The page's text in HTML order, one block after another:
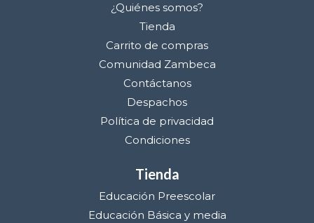
¿Quiénes somos?
Tienda
Carrito de compras
Comunidad Zambeca
Contáctanos
Despachos
Política de privacidad
Condiciones
Tienda
Educación Preescolar
Educación Básica y media